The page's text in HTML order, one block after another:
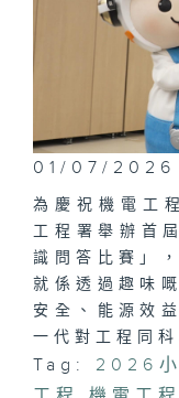
01/07/2026
為慶祝機電工
工程署舉辦首
識問答比賽」
就係透過趣味
安全、能源效
一代對工程同
Tag: 2026